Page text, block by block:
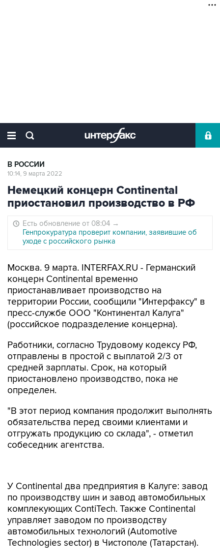
В РОССИИ
10:14, 9 марта 2022
Немецкий концерн Continental
приостановил производство в РФ
Есть обновление от 08:04 →
Генпрокуратура проверит компании, заявившие об
уходе с российского рынка
Москва. 9 марта. INTERFAX.RU - Германский
концерн Continental временно
приостанавливает производство на
территории России, сообщили "Интерфаксу" в
пресс-службе ООО "Континентал Калуга"
(российское подразделение концерна).
Работники, согласно Трудовому кодексу РФ,
отправлены в простой с выплатой 2/3 от
средней зарплаты. Срок, на который
приостановлено производство, пока не
определен.
"В этот период компания продолжит выполнять
обязательства перед своими клиентами и
отгружать продукцию со склада", - отметил
собеседник агентства.
комплекующих ContiTech. Также Continental
управляет заводом по производству
автомобильных технологий (Automotive
Technologies sector) в Чистополе (Татарстан).
Завод "Континентал Калуга" был введен в